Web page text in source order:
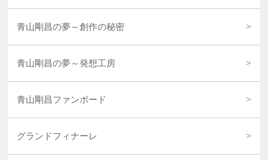
青山剛昌の夢～創作の秘密
青山剛昌の夢～発想工房
青山剛昌ファンボード
グランドフィナーレ